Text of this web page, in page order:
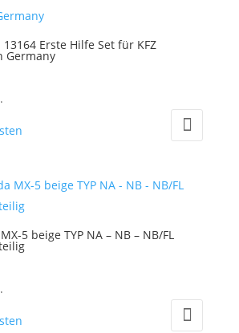
Erste Hilfe Set für KFZ
Germany
5 beige TYP NA – NB – NB/FL